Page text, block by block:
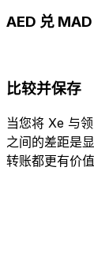
AED 兑
比较并保存
当您将 Xe 与
之间的差距是
转账都更有价值